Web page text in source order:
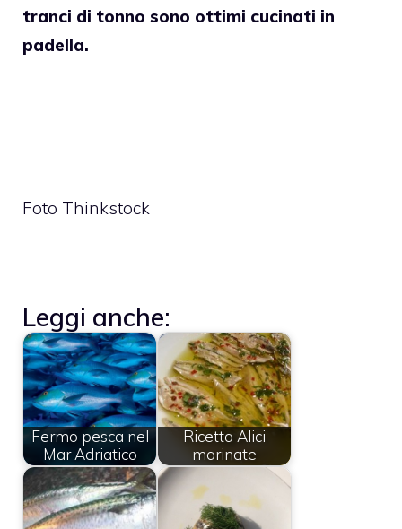
tranci di tonno sono ottimi cucinati in
padella.
Foto Thinkstock
Leggi anche:
Fermo pesca nel
Mar Adriatico
Ricetta Alici
marinate